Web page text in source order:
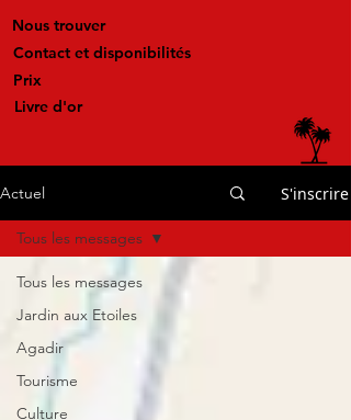
Nous trouver
Contact et disponibilités
Prix
Livre d'or
Actuel S'inscrire
Tous les messages
Jardin aux Etoiles
Agadir
Tourisme
Culture
Tous les messages